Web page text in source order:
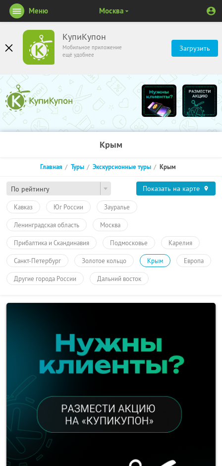
КупиКупон
Мобильное приложение
ещё удобнее
Загрузить
Меню Москва
Крым
По рейтингу
Главная Туры Экскурсионные туры Крым
Показать на карте
Кавказ Юг России Зауралье
Ленинградская область Москва
Прибалтика и Скандинавия Подмосковье Карелия
Санкт-Петербург Золотое кольцо Крым Европа
Другие города России Дальний восток